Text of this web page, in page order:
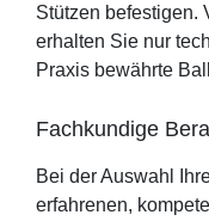
Stützen befestigen.
erhalten Sie nur
Praxis bewährte
Fachkundige
Bei der Auswahl
erfahrenen,